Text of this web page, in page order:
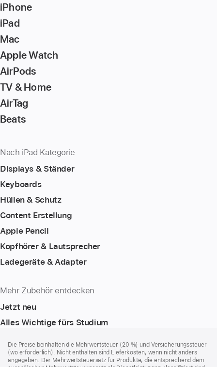
iPhone
iPad
Mac
Apple Watch
AirPods
TV & Home
AirTag
Beats
Nach iPad Kategorie
Displays & Ständer
Keyboards
Hüllen & Schutz
Content Erstellung
Apple Pencil
Kopfhörer & Lautsprecher
Ladegeräte & Adapter
Mehr Zubehör entdecken
Jetzt neu
Alles Wichtige fürs Studium
Die Preise beinhalten die Mehrwertsteuer (20 %) und Versicherungssteuer
(wo erforderlich). Nicht enthalten sind Lieferkosten, wenn nicht anders
angegeben. Der Mehrwertsteuersatz für Produkte, die entsprechend dem